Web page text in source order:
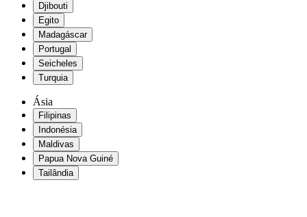
Djibouti
Egito
Madagáscar
Portugal
Seicheles
Turquia
Ásia
Filipinas
Indonésia
Maldivas
Papua Nova Guiné
Tailândia